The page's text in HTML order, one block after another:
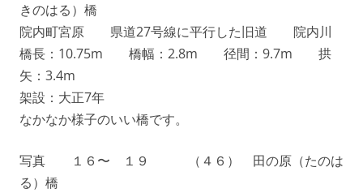
きのはる）橋
院内町宮原 県道27号線に平行した旧道 院内川
橋長：10.75m 橋幅：2.8m 径間：9.7m 拱
矢：3.4m
架設：大正7年
なかなか様子のいい橋です。
写真 １６〜 １９ （４６） 田の原（たのは
る）橋